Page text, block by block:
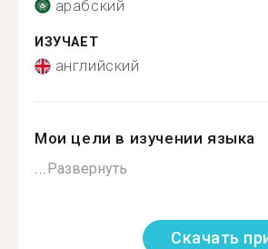
арабский
ИЗУЧАЕТ
английский
Мои цели в изучении языка
...Развернуть
Скачать